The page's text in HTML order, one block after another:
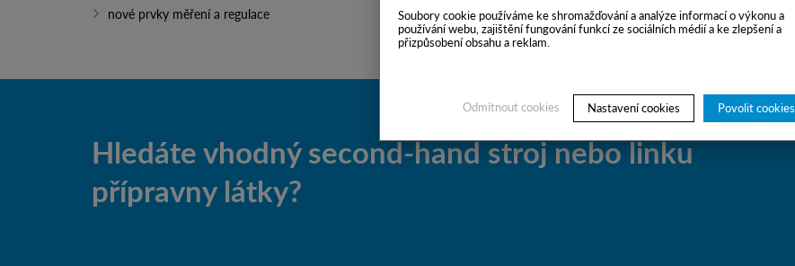
Soubory cookie používáme ke shromažďování a analýze informací o výkonu a
používání webu, zajištění fungování funkcí ze sociálních médií a ke zlepšení a
přizpůsobení obsahu a reklam.
Povolit cookies
Nastavení cookies
Odmítnout cookies
nové prvky měření a regulace
Hledáte vhodný second-hand stroj nebo linku
přípravny látky?